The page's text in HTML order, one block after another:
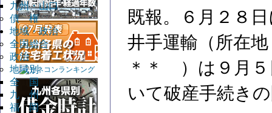
九州・山口
債 権
地域・政治
全国総合
政治
地域別
全 国
九 州
福 岡
既報。６月２８
井手運輸（所在
＊＊ ）は９月５
いて破産手続き